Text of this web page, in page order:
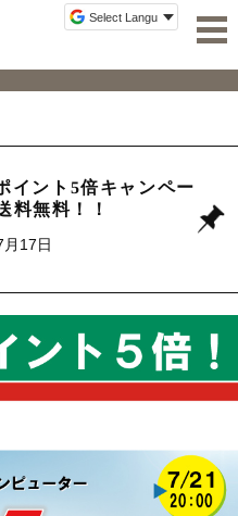
イント5倍キャンペー
料無料！！
17日